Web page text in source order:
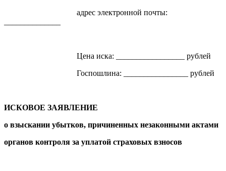
адрес электронной почты:
Цена иска: _________________ рублей
Госпошлина: ________________ рублей
ИСКОВОЕ ЗАЯВЛЕНИЕ
о взыскании убытков, причиненных незаконными актами
органов контроля за уплатой страховых взносов